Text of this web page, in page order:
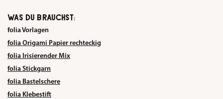
WAS DU BRAUCHST:
folia Vorlagen
folia Origami Papier rechteckig
folia Irisierender Mix
folia Stickgarn
folia Bastelschere
folia Klebestift